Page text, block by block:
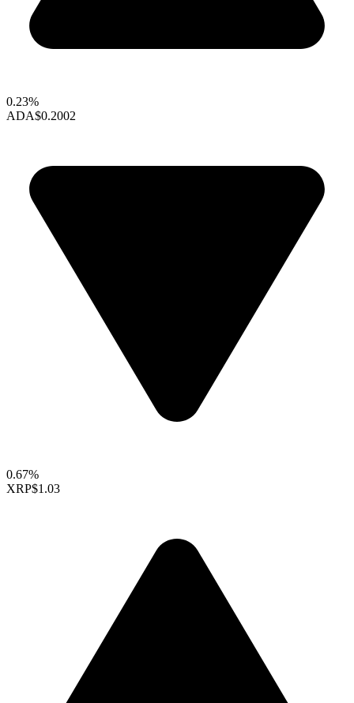
0.23%
ADA$0.2002
0.67%
XRP$1.03